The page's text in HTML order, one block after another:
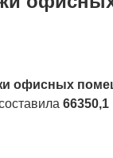
офисных